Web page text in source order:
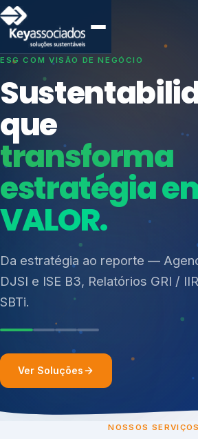
SISTEMAS DE GESTÃO OTIMIZADOS E
protege seu
negócio.
Consultoria, auditoria e
ISO 27701, ISO 42001, ISO 37001,
14001, ISO 45001, ONA e PNQ —
resíduos sólidos (PGRS/PMGRS).
Índices de Mercado
Mudanças Climáticas
Reputação e Cadeia
Reporte Regulatório
Ver Soluções
NOSSOS SERVIÇOS